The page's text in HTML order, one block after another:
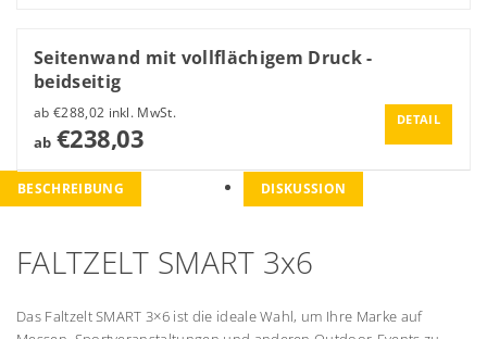
Seitenwand mit vollflächigem Druck -
beidseitig
ab €288,02 inkl. MwSt.
ab€238,03
DETAIL
BESCHREIBUNG DISKUSSION
FALTZELT SMART 3x6
Das Faltzelt SMART 3×6 ist die ideale Wahl, um Ihre Marke auf